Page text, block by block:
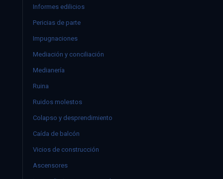
Informes edilicios
Pericias de parte
Impugnaciones
Mediación y conciliación
Medianería
Ruina
Ruidos molestos
Colapso y desprendimiento
Caída de balcón
Vicios de construcción
Ascensores